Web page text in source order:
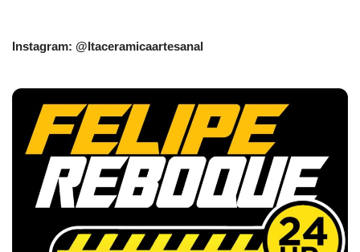
Instagram: @Itaceramicaartesanal